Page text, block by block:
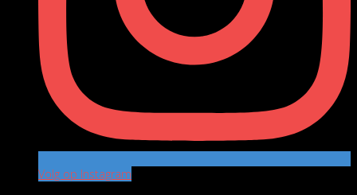
Volg op Instagram